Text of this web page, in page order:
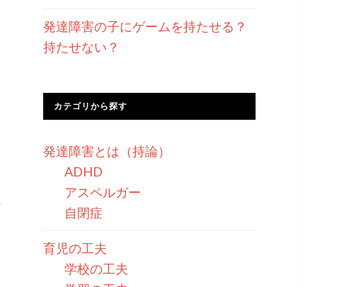
発達障害の子にゲームを持たせる？
持たせない？
カテゴリから探す
発達障害とは（持論）
ADHD
アスペルガー
自閉症
育児の工夫
学校の工夫